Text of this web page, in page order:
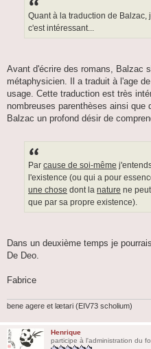
Quant à la traduction de
c'est intéressant...
Avant d'écrire des romans, Balzac
métaphysicien. Il a traduit à l'age
usage. Cette traduction est très
nombreuses parenthèses ainsi
Balzac un profond désir de
Par cause de soi-même
l'existence (ou qui a pour
une chose dont la nature ne
que par sa propre existence).
Dans un deuxième temps je
De Deo.
Fabrice
bene agere et lætari (EIV73 scholium)
Henrique
participe à l'administration du